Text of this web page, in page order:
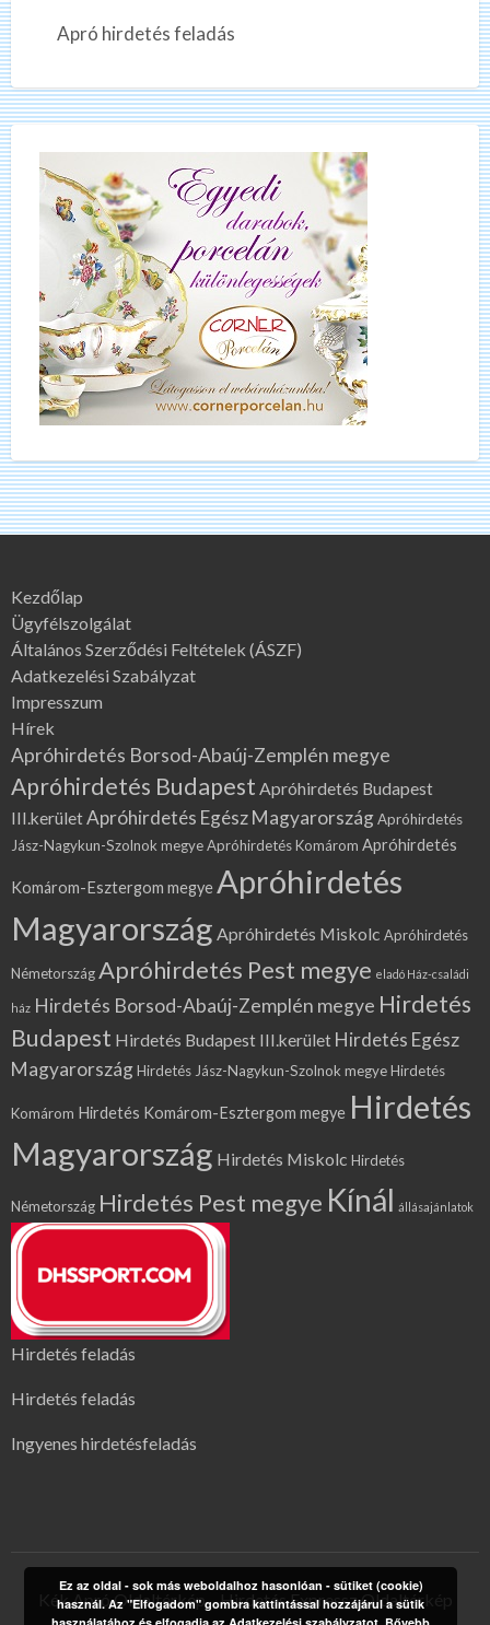
Apró hirdetés feladás
Kezdőlap
Ügyfélszolgálat
Általános Szerződési Feltételek (ÁSZF)
Adatkezelési Szabályzat
Impresszum
Hírek
Apróhirdetés Borsod-Abaúj-Zemplén megye
Apróhirdetés Budapest Apróhirdetés Budapest
III.kerületApróhirdetés Egész MagyarországApróhirdetés
Jász-Nagykun-Szolnok megyeApróhirdetés Komárom Apróhirdetés
Komárom-Esztergom megye Apróhirdetés
Magyarország Apróhirdetés Miskolc Apróhirdetés
NémetországApróhirdetés Pest megye eladó Ház-családi
ház Hirdetés Borsod-Abaúj-Zemplén megye Hirdetés
Budapest Hirdetés Budapest III.kerület Hirdetés Egész
MagyarországHirdetés Jász-Nagykun-Szolnok megyeHirdetés
Komárom Hirdetés Komárom-Esztergom megye Hirdetés
Magyarország Hirdetés Miskolc Hirdetés
Németország Hirdetés Pest megye Kínál állásajánlatok
Hirdetés feladás
Hirdetés feladás
Ingyenes hirdetésfeladás
Kék Apró Oldaltérkép Hirdetés Expressz Oldaltérkép
Ez az oldal - sok más weboldalhoz hasonlóan - sütiket (cookie)
használ. Az "Elfogadom" gombra kattintással hozzájárul a sütik